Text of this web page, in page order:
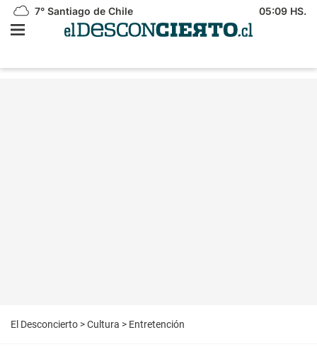
7° Santiago de Chile 05:09 HS.
El Desconcierto >Cultura > Entretención